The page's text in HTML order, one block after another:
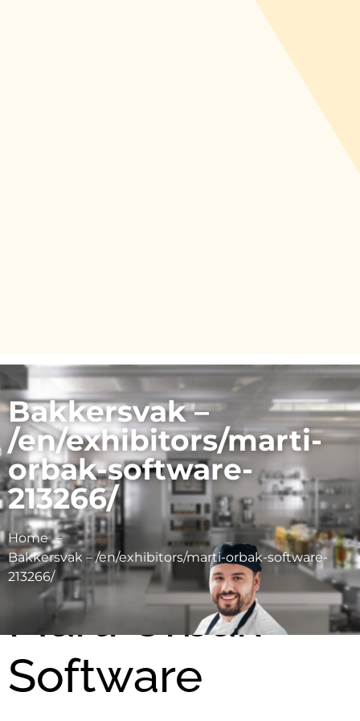
Bakkersvak –
/en/exhibitors/marti-
orbak-software-
213266/
Home
Bakkersvak – /en/exhibitors/marti-orbak-software-
213266/
Marti Orbak
Software